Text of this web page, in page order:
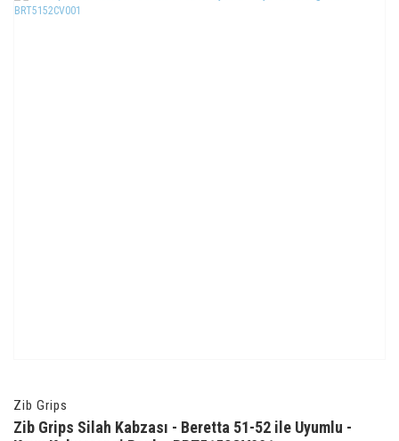
Zib Grips
Zib Grips Silah Kabzası - Beretta 51-52 ile Uyumlu -